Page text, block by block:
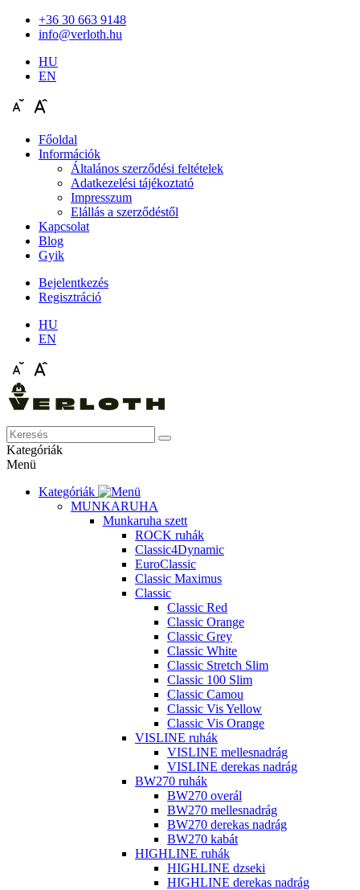
+36 30 663 9148
info@verloth.hu
HU
EN
Főoldal
Információk
Általános szerződési feltételek
Adatkezelési tájékoztató
Impresszum
Elállás a szerződéstől
Kapcsolat
Blog
Gyik
Bejelentkezés
Regisztráció
HU
EN
Kategóriák
Menü
Kategóriák
MUNKARUHA
Munkaruha szett
ROCK ruhák
Classic4Dynamic
EuroClassic
Classic Maximus
Classic
Classic Red
Classic Orange
Classic Grey
Classic White
Classic Stretch Slim
Classic 100 Slim
Classic Camou
Classic Vis Yellow
Classic Vis Orange
VISLINE ruhák
VISLINE mellesnadrág
VISLINE derekas nadrág
BW270 ruhák
BW270 overál
BW270 mellesnadrág
BW270 derekas nadrág
BW270 kabát
HIGHLINE ruhák
HIGHLINE dzseki
HIGHLINE derekas nadrág